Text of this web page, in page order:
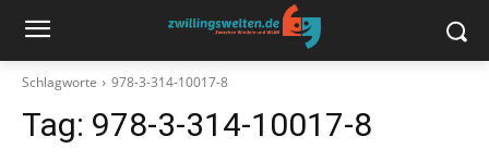
Schlagworte 978-3-314-10017-8
Tag: 978-3-314-10017-8